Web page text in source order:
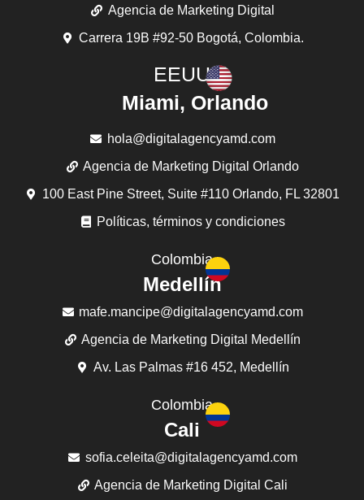
Agencia de Marketing Digital
Carrera 19B #92-50 Bogotá, Colombia.
EEUU
Miami, Orlando
hola@digitalagencyamd.com
Agencia de Marketing Digital Orlando
100 East Pine Street, Suite #110 Orlando, FL 32801
Políticas, términos y condiciones
Colombia
Medellín
mafe.mancipe@digitalagencyamd.com
Agencia de Marketing Digital Medellín
Av. Las Palmas #16 452, Medellín
Colombia
Cali
sofia.celeita@digitalagencyamd.com
Agencia de Marketing Digital Cali